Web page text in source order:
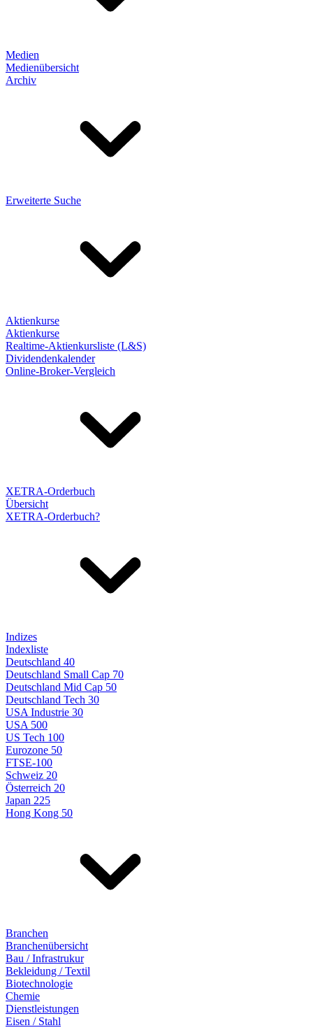
Medien
Medienübersicht
Archiv
Erweiterte Suche
Aktienkurse
Aktienkurse
Realtime-Aktienkursliste (L&S)
Dividendenkalender
Online-Broker-Vergleich
XETRA-Orderbuch
Übersicht
XETRA-Orderbuch?
Indizes
Indexliste
Deutschland 40
Deutschland Small Cap 70
Deutschland Mid Cap 50
Deutschland Tech 30
USA Industrie 30
USA 500
US Tech 100
Eurozone 50
FTSE-100
Schweiz 20
Österreich 20
Japan 225
Hong Kong 50
Branchen
Branchenübersicht
Bau / Infrastrukur
Bekleidung / Textil
Biotechnologie
Chemie
Dienstleistungen
Eisen / Stahl